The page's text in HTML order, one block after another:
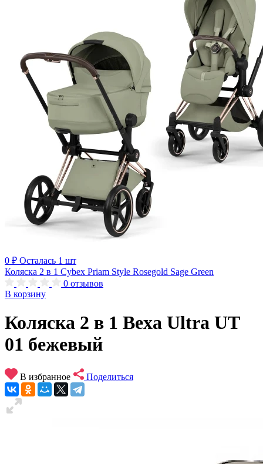
0 ₽ Осталась 1 шт
Коляска 2 в 1 Cybex Priam Style Rosegold Sage Green
0 отзывов
В корзину
Коляска 2 в 1 Bexa Ultra UT
01 бежевый
В избранное Поделиться